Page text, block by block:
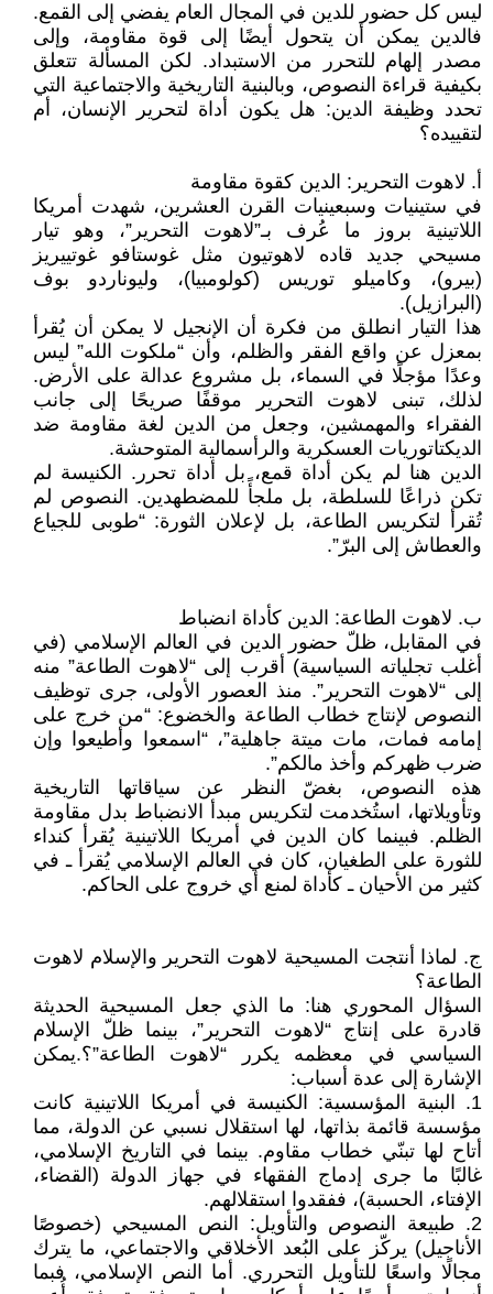
ليس كل حضور للدين في المجال العام يفضي إلى القمع.
فالدين يمكن أن يتحول أيضًا إلى قوة مقاومة، وإلى
مصدر إلهام للتحرر من الاستبداد. لكن المسألة تتعلق
بكيفية قراءة النصوص، وبالبنية التاريخية والاجتماعية التي
تحدد وظيفة الدين: هل يكون أداة لتحرير الإنسان، أم
لتقييده؟
أ‌. لاهوت التحرير: الدين كقوة مقاومة
في ستينيات وسبعينيات القرن العشرين، شهدت أمريكا
اللاتينية بروز ما عُرف بـ”لاهوت التحرير”، وهو تيار
مسيحي جديد قاده لاهوتيون مثل غوستافو غوتييريز
(بيرو)، وكاميلو توريس (كولومبيا)، وليوناردو بوف
(البرازيل).
هذا التيار انطلق من فكرة أن الإنجيل لا يمكن أن يُقرأ
بمعزل عن واقع الفقر والظلم، وأن “ملكوت الله” ليس
وعدًا مؤجلًا في السماء، بل مشروع عدالة على الأرض.
لذلك، تبنى لاهوت التحرير موقفًا صريحًا إلى جانب
الفقراء والمهمشين، وجعل من الدين لغة مقاومة ضد
الديكتاتوريات العسكرية والرأسمالية المتوحشة.
الدين هنا لم يكن أداة قمع، بل أداة تحرر. الكنيسة لم
تكن ذراعًا للسلطة، بل ملجأً للمضطهدين. النصوص لم
تُقرأ لتكريس الطاعة، بل لإعلان الثورة: “طوبى للجياع
والعطاش إلى البرّ”.
ب‌. لاهوت الطاعة: الدين كأداة انضباط
في المقابل، ظلّ حضور الدين في العالم الإسلامي (في
أغلب تجلياته السياسية) أقرب إلى “لاهوت الطاعة” منه
إلى “لاهوت التحرير”. منذ العصور الأولى، جرى توظيف
النصوص لإنتاج خطاب الطاعة والخضوع: “من خرج على
إمامه فمات، مات ميتة جاهلية”، “اسمعوا وأطيعوا وإن
ضرب ظهركم وأخذ مالكم”.
هذه النصوص، بغضّ النظر عن سياقاتها التاريخية
وتأويلاتها، استُخدمت لتكريس مبدأ الانضباط بدل مقاومة
الظلم. فبينما كان الدين في أمريكا اللاتينية يُقرأ كنداء
للثورة على الطغيان، كان في العالم الإسلامي يُقرأ ـ في
كثير من الأحيان ـ كأداة لمنع أي خروج على الحاكم.
ج. لماذا أنتجت المسيحية لاهوت التحرير والإسلام لاهوت
الطاعة؟
السؤال المحوري هنا: ما الذي جعل المسيحية الحديثة
قادرة على إنتاج “لاهوت التحرير”، بينما ظلّ الإسلام
السياسي في معظمه يكرر “لاهوت الطاعة”؟.يمكن
الإشارة إلى عدة أسباب:
1. البنية المؤسسية: الكنيسة في أمريكا اللاتينية كانت
مؤسسة قائمة بذاتها، لها استقلال نسبي عن الدولة، مما
أتاح لها تبنّي خطاب مقاوم. بينما في التاريخ الإسلامي،
غالبًا ما جرى إدماج الفقهاء في جهاز الدولة (القضاء،
الإفتاء، الحسبة)، ففقدوا استقلالهم.
2. طبيعة النصوص والتأويل: النص المسيحي (خصوصًا
الأناجيل) يركّز على البُعد الأخلاقي والاجتماعي، ما يترك
مجالًا واسعًا للتأويل التحرري. أما النص الإسلامي، فبما